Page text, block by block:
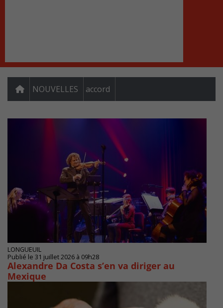
NOUVELLES accord
LONGUEUIL
Publié le 31 juillet 2026 à 09h28
Alexandre Da Costa s’en va diriger au
Mexique